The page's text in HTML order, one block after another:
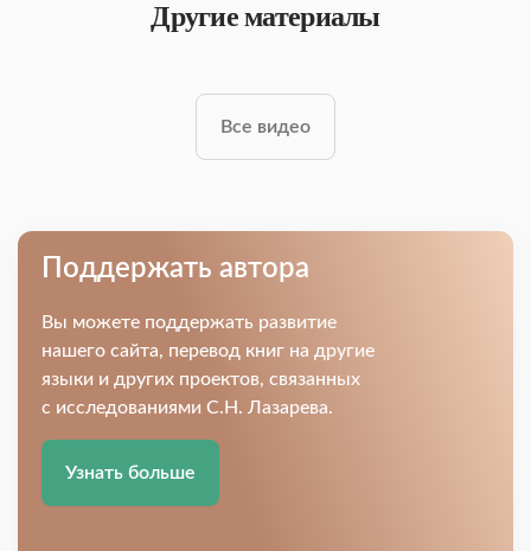
Другие материалы
Все видео
Поддержать автора
Вы можете поддержать развитие
нашего сайта, перевод книг на другие
языки и других проектов, связанных
с исследованиями С.Н. Лазарева.
Узнать больше